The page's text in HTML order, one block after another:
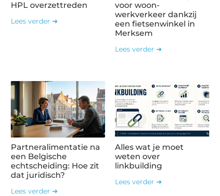
HPL overzettreden
Lees verder ➜
voor woon-
werkverkeer dankzij
een fietsenwinkel in
Merksem
Lees verder ➜
Partneralimentatie na
een Belgische
echtscheiding: Hoe zit
dat juridisch?
Lees verder ➜
Alles wat je moet
weten over
linkbuilding
Lees verder ➜